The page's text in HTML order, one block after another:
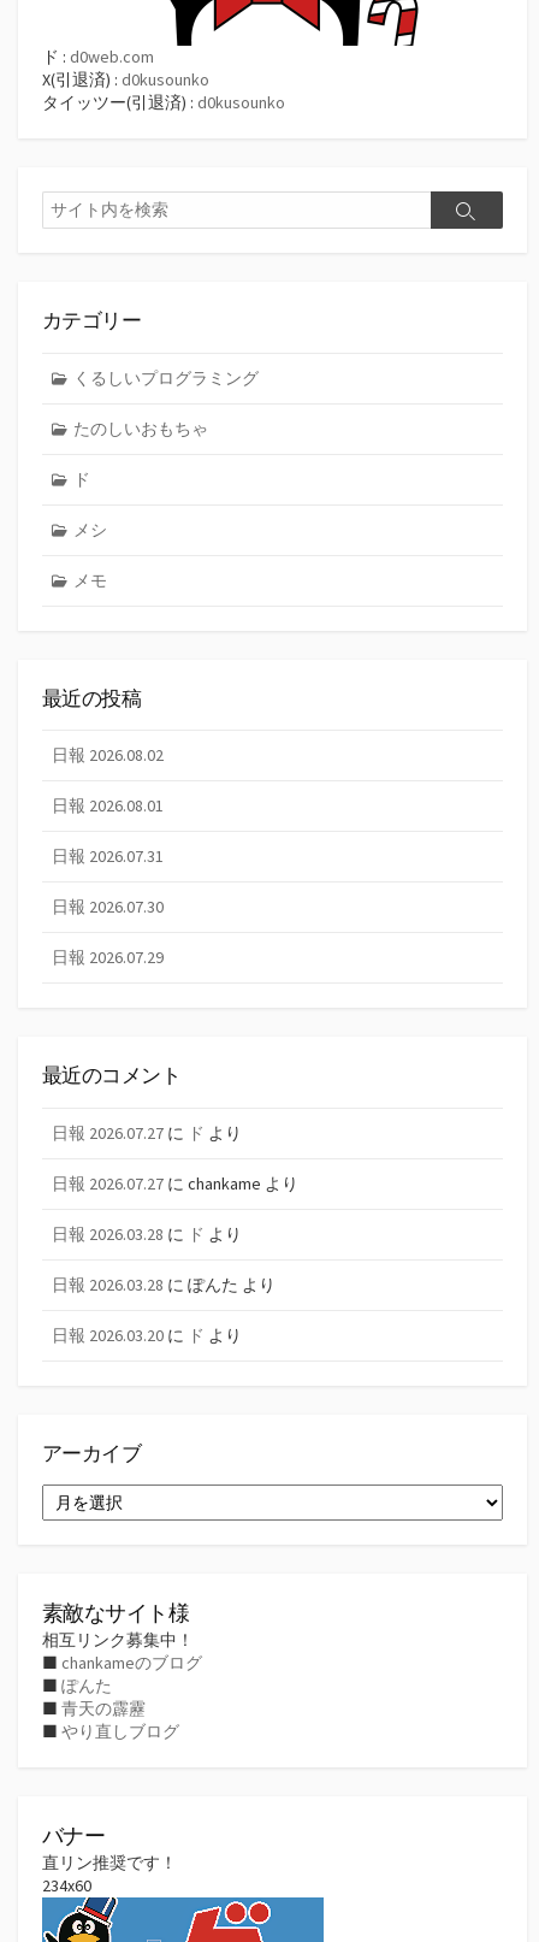
ド : d0web.com
X(引退済) : d0kusounko
タイッツー(引退済) : d0kusounko
検
索
検
カテゴリー
くるしいプログラミング
たのしいおもちゃ
ド
メシ
メモ
最近の投稿
日報 2026.08.02
日報 2026.08.01
日報 2026.07.31
日報 2026.07.30
日報 2026.07.29
最近のコメント
日報 2026.07.27 に ド より
日報 2026.07.27 に chankame より
日報 2026.03.28 に ド より
日報 2026.03.28 に ぽんた より
日報 2026.03.20 に ド より
アーカイブ
ー
素敵なサイト様
相互リンク募集中！
■ chankameのブログ
■ ぽんた
■ 青天の霹靂
■ やり直しブログ
バナー
直リン推奨です！
234x60